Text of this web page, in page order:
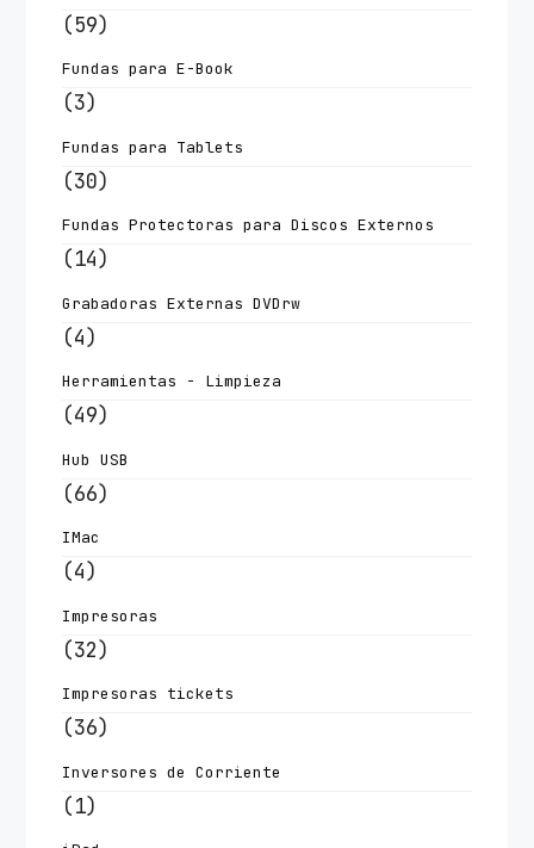
(59)
Fundas para E-Book
(3)
Fundas para Tablets
(30)
Fundas Protectoras para Discos Externos
(14)
Grabadoras Externas DVDrw
(4)
Herramientas - Limpieza
(49)
Hub USB
(66)
IMac
(4)
Impresoras
(32)
Impresoras tickets
(36)
Inversores de Corriente
(1)